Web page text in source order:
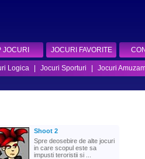
JOCURI JOCURI FAVORITE
Logica Jocuri Sporturi Jocuri
Shoot 2
Spre deosebire de alte jocuri
in care scopul este sa
impusti teroristii si ...